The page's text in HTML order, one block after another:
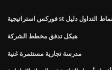
هيكل تدفق مخطط الشركة
مدرسة تجارية مستثمرة غنية